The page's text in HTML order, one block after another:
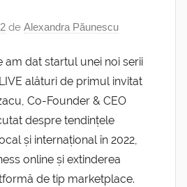
de Alexandra Păunescu
am dat startul unei noi serii
alături de primul invitat
Co-Founder & CEO
despre tendințele
și internațional în 2022,
online și extinderea
de tip marketplace.